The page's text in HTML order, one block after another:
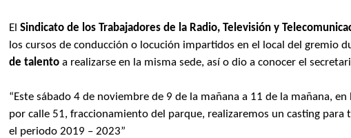
ElSindicato de los Trabajadores de la Radio, Televisión y
los cursos de conducción o locución impartidos en el local del gremio
de talento a realizarse en la misma sede, así o dio a conocer el
“Este sábado 4 de noviembre de 9 de la mañana a 11 de la mañana,
por calle 51, fraccionamiento del parque, realizaremos un casting
el periodo 2019 – 2023”